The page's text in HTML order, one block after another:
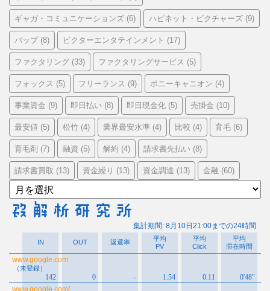
ギャガ・コミュニケーションズ (6) ハピネット・ピクチャーズ (9)
バップ(8) ビクターエンタテインメント (17)
ファクタリング (33) ファクタリングサービス (5)
フォックス (5) フリーランス (9) ポニーキャニオン (4)
事業資金 (9) 即日払い (8) 即日現金化 (5) 売掛金 (10)
最安値 (5) 松竹 (4) 業界最安水準 (4) 比較 (4) 育毛 (6)
育毛剤 (7) 融資 (5) 解約 (4) 請求書先払い (8)
請求書買取 (13) 資金繰り (13) 資金調達 (13) 金融 (60)
ア
ー
カ